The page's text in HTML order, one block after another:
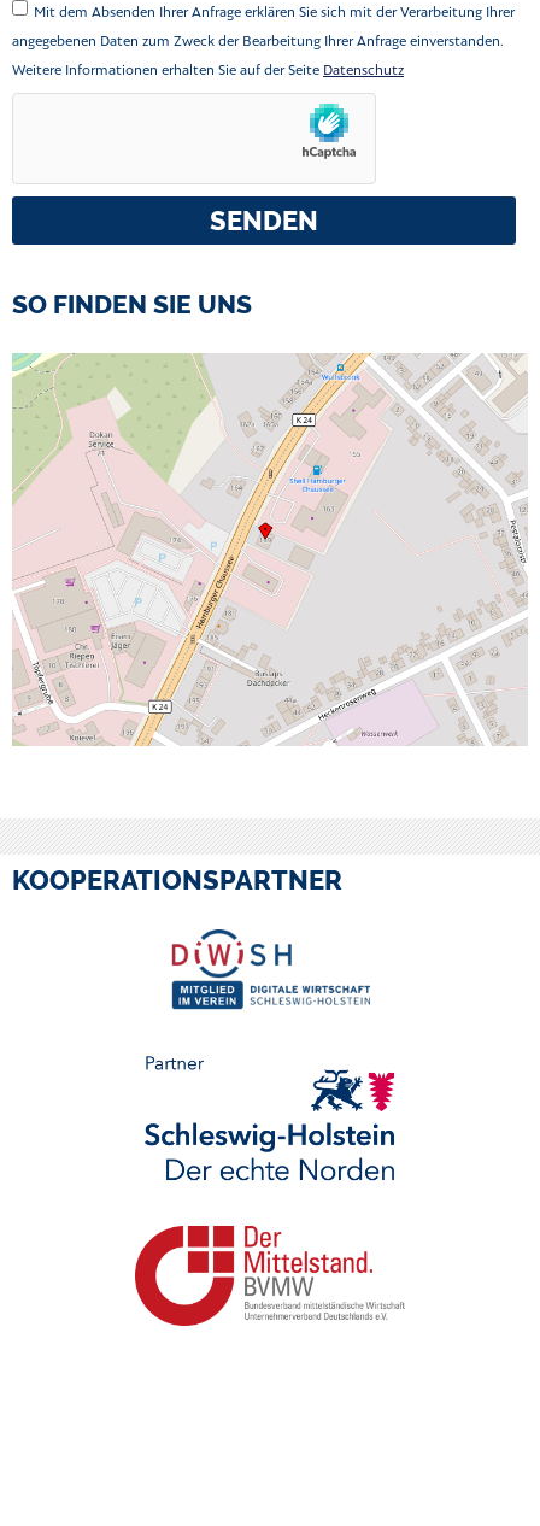
Mit dem Absenden Ihrer Anfrage erklären Sie sich mit der Verarbeitung Ihrer
angegebenen Daten zum Zweck der Bearbeitung Ihrer Anfrage einverstanden.
Weitere Informationen erhalten Sie auf der Seite Datenschutz
SENDEN
SO FINDEN SIE UNS
KOOPERATIONSPARTNER